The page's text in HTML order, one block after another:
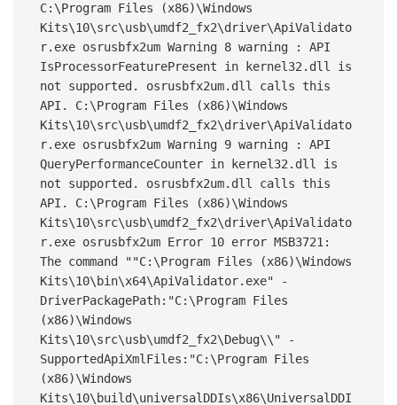
C:\Program Files (x86)\Windows
Kits\10\src\usb\umdf2_fx2\driver\ApiValidato
r.exe osrusbfx2um Warning 8 warning : API
IsProcessorFeaturePresent in kernel32.dll is
not supported. osrusbfx2um.dll calls this
API. C:\Program Files (x86)\Windows
Kits\10\src\usb\umdf2_fx2\driver\ApiValidato
r.exe osrusbfx2um Warning 9 warning : API
QueryPerformanceCounter in kernel32.dll is
not supported. osrusbfx2um.dll calls this
API. C:\Program Files (x86)\Windows
Kits\10\src\usb\umdf2_fx2\driver\ApiValidato
r.exe osrusbfx2um Error 10 error MSB3721:
The command ""C:\Program Files (x86)\Windows
Kits\10\bin\x64\ApiValidator.exe" -
DriverPackagePath:"C:\Program Files
(x86)\Windows
Kits\10\src\usb\umdf2_fx2\Debug\\" -
SupportedApiXmlFiles:"C:\Program Files
(x86)\Windows
Kits\10\build\universalDDIs\x86\UniversalDDI